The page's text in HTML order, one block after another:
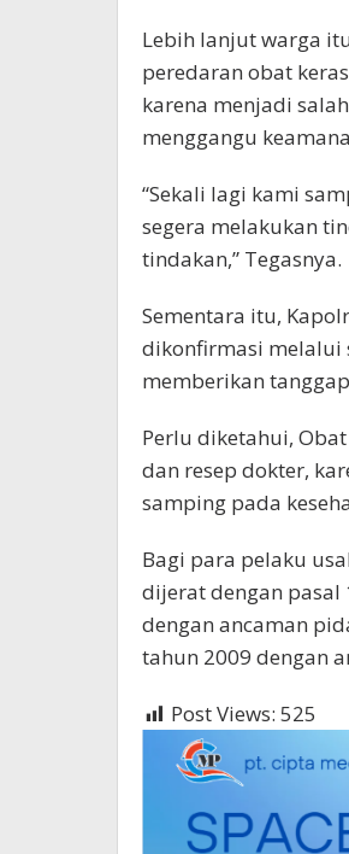
Lebih lanjut warga
peredaran obat
karena menjadi
menggangu
“Sekali lagi kami
segera melakukan
tindakan,” Tegasnya.
Sementara itu,
dikonfirmasi melalui
memberikan
Perlu diketahui,
dan resep dokter,
samping pada
Bagi para pelaku
dijerat dengan pasal
dengan ancaman
tahun 2009 dengan
Post Views: 525